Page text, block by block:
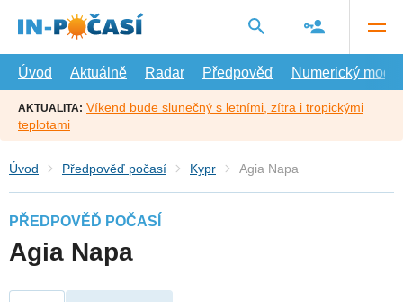
hlavní
Úvod
Aktuálně Radar Předpověď Numerický model
AKTUALITA: Víkend bude slunečný s letními, zítra i tropickými
teplotami
Úvod Předpověď počasí Kypr Agia Napa
PŘEDPOVĚĎ POČASÍ
Agia Napa